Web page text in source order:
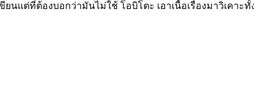
นแต่ที่ต้องบอกว่ามันไม่ใช้ โอบิโตะ เอาเนื้อเรื่องมาวิเคาะ